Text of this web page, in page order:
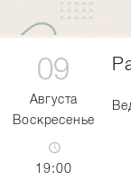
09
Августа
Воскресенье
19:00